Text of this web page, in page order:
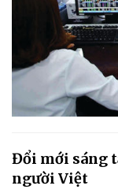
Đổi mới sáng
người Việt